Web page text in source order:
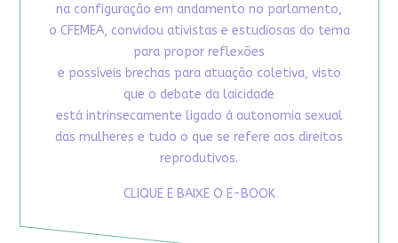
na configuração em andamento no parlamento,
o CFEMEA, convidou ativistas e estudiosas do tema
para propor reflexões
e possíveis brechas para atuação coletiva, visto
que o debate da laicidade
está intrinsecamente ligado à autonomia sexual
das mulheres e tudo o que se refere aos direitos
reprodutivos.
CLIQUE E BAIXE O E-BOOK